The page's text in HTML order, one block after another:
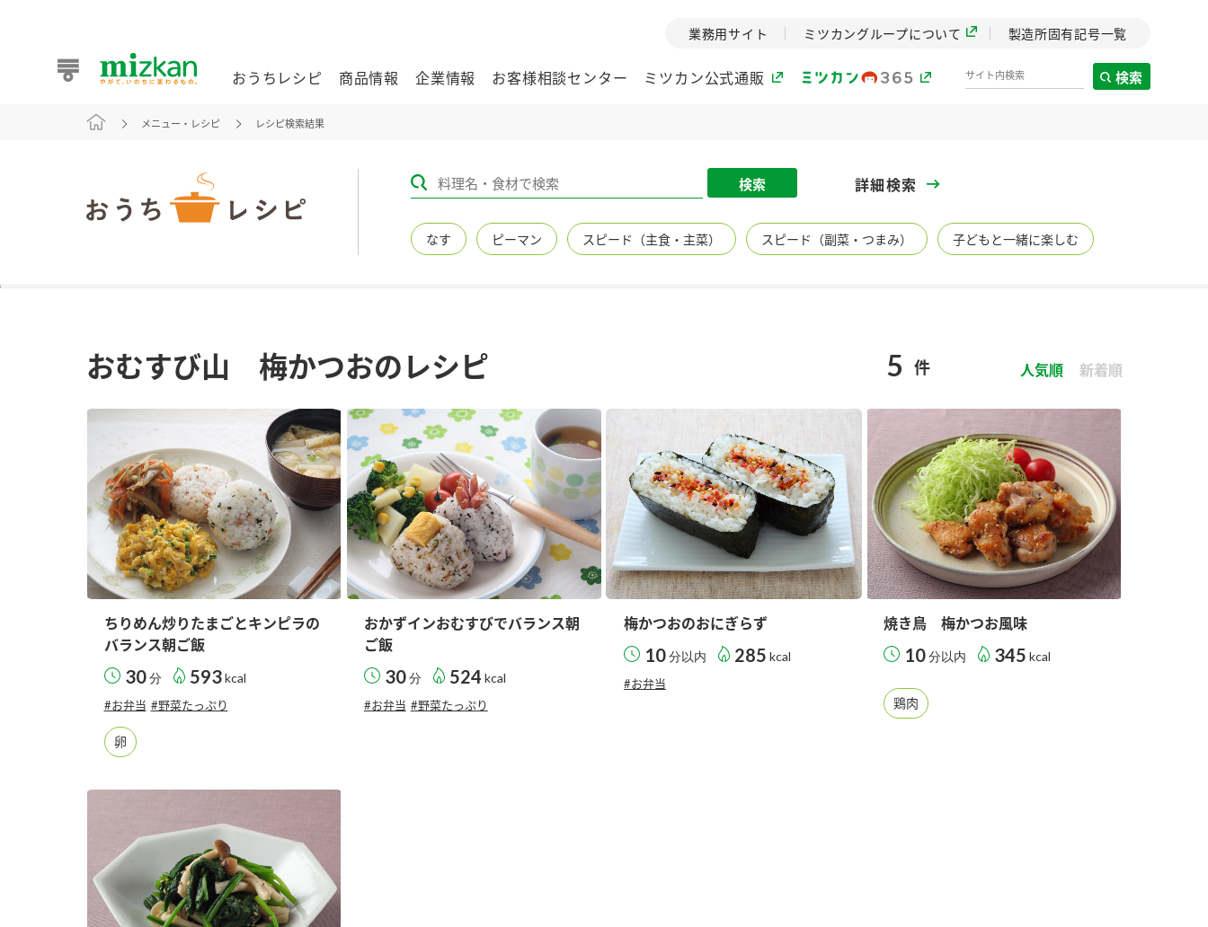
業務用サイト
おうちレシピ
おうちレシピ トップ
商品情報
酢 鍋用調味料 たれ
スープ 中華 クイック調味料 レモン果汁 ふりかけ おすしの素 炊き込みご飯の素 米飯用調味液
納豆 Fibee
企業情報
企業理念
ミツカングループの企
ミツカンの歴史
創業から現在までのミ
す。
テーマとした社会貢献
た。
植物を可能な限りまる
セプトをご紹介しま
MIM（ミツカンミュ
ージアム）
ミツカンの酢づくりの
歴史などが学べる体験
型博物館です。
各部門が大切にして
いること
「未来ビジョン宣言」
実現に向けた各部門の
取り組みをご紹介しま
す。
おいしさと健康への
取り組み
ミツカンの研究成果と
おいしさと健康に役立
つ情報をご紹介しま
す。
お客様相談センター ミツカン公式通販
業務用サイト ミツカングループについて 製造所固有記号一覧
検索
メニュー・レシピ レシピ検索結果
検索 詳細検索
なす ピーマン スピード（主食・主菜） スピード（副菜・つまみ） 子どもと一緒に楽しむ
おむすび山 梅かつおのレシピ 5 件 人気順 新着順
ちりめん炒りたまごとキンピラの
バランス朝ご飯
30分 593 kcal
#お弁当 #野菜たっぷり
卵
おかずインおむすびでバランス朝
ご飯
30分 524 kcal
#お弁当 #野菜たっぷり
梅かつおのおにぎらず
10分以内 285 kcal
#お弁当
焼き鳥 梅かつお風味
10分以内 345 kcal
鶏肉